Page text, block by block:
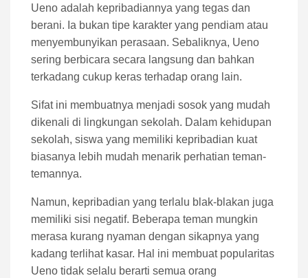
Ueno adalah kepribadiannya yang tegas dan
berani. Ia bukan tipe karakter yang pendiam atau
menyembunyikan perasaan. Sebaliknya, Ueno
sering berbicara secara langsung dan bahkan
terkadang cukup keras terhadap orang lain.
Sifat ini membuatnya menjadi sosok yang mudah
dikenali di lingkungan sekolah. Dalam kehidupan
sekolah, siswa yang memiliki kepribadian kuat
biasanya lebih mudah menarik perhatian teman-
temannya.
Namun, kepribadian yang terlalu blak-blakan juga
memiliki sisi negatif. Beberapa teman mungkin
merasa kurang nyaman dengan sikapnya yang
kadang terlihat kasar. Hal ini membuat popularitas
Ueno tidak selalu berarti semua orang